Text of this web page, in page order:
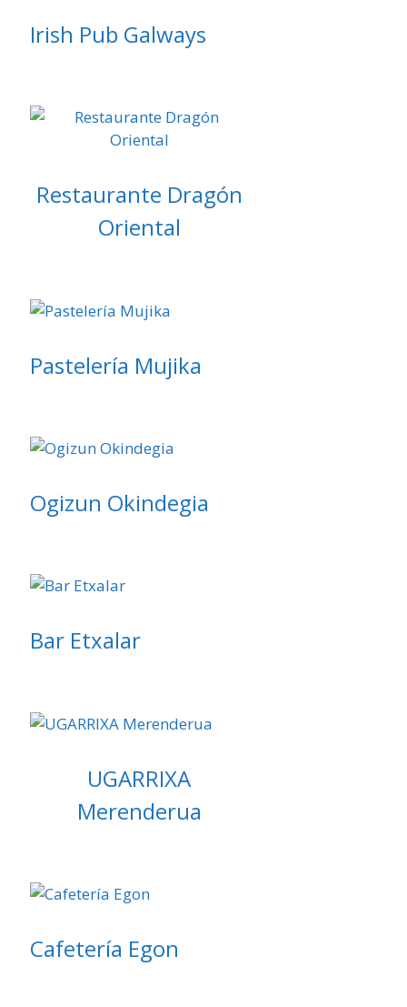
Irish Pub Galways
Restaurante Dragón
Oriental
Pastelería Mujika
Ogizun Okindegia
Bar Etxalar
UGARRIXA
Merenderua
Cafetería Egon